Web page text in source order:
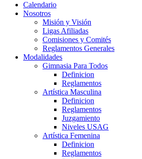
Calendario
Nosotros
Misión y Visión
Ligas Afiliadas
Comisiones y Comités
Reglamentos Generales
Modalidades
Gimnasia Para Todos
Definicion
Reglamentos
Artística Masculina
Definicion
Reglamentos
Juzgamiento
Niveles USAG
Artística Femenina
Definicion
Reglamentos